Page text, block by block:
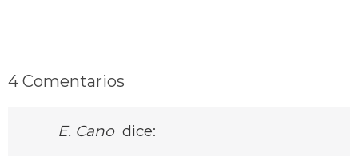
4 Comentarios
E. Cano dice: